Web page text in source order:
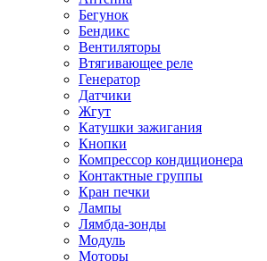
Бегунок
Бендикс
Вентиляторы
Втягивающее реле
Генератор
Датчики
Жгут
Катушки зажигания
Кнопки
Компрессор кондиционера
Контактные группы
Кран печки
Лампы
Лямбда-зонды
Модуль
Моторы